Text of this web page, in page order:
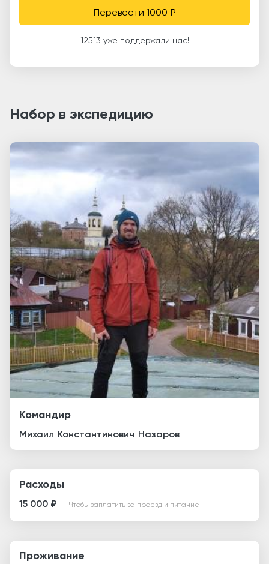
Перевести 1000 ₽
12513 уже поддержали нас!
Набор в экспедицию
Командир
Михаил Константинович Назаров
Расходы
15 000 ₽ Чтобы заплатить за проезд и питание
Проживание